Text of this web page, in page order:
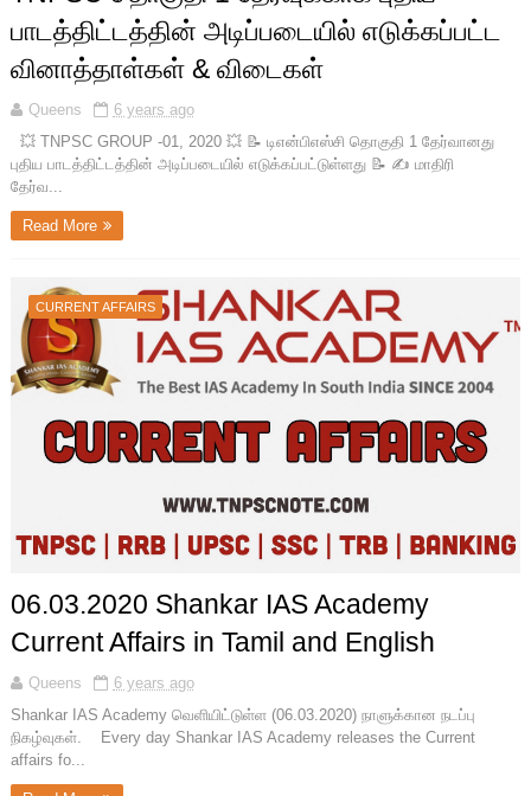
பாடத்திட்டத்தின் அடிப்படையில் எடுக்கப்பட்ட
வினாத்தாள்கள் & விடைகள்
Queens
6 years ago
💥 TNPSC GROUP -01, 2020 💥 📝 டிஎன்பிஎஸ்சி தொகுதி 1 தேர்வானது
புதிய பாடத்திட்டத்தின் அடிப்படையில் எடுக்கப்பட்டுள்ளது 📝 ✍ மாதிரி
தேர்வ...
Read More
CURRENT AFFAIRS
06.03.2020 Shankar IAS Academy
Current Affairs in Tamil and English
Queens
6 years ago
Shankar IAS Academy வெளியிட்டுள்ள (06.03.2020) நாளுக்கான நடப்பு
நிகழ்வுகள். Every day Shankar IAS Academy releases the Current
affairs fo...